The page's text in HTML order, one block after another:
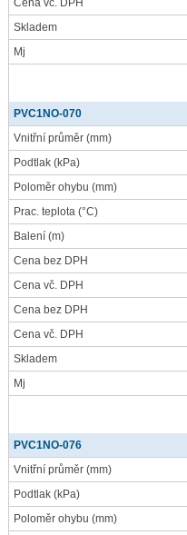
Cena vč. DPH
Skladem
Mj
PVC1NO-070
Vnitřní průměr (mm)
Podtlak (kPa)
Poloměr ohybu (mm)
Prac. teplota (°C)
Balení (m)
Cena bez DPH
Cena vč. DPH
Cena bez DPH
Cena vč. DPH
Skladem
Mj
PVC1NO-076
Vnitřní průměr (mm)
Podtlak (kPa)
Poloměr ohybu (mm)